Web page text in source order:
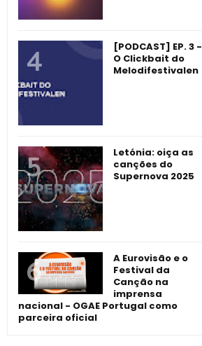
[PODCAST] EP. 3 -
O Clickbait do
Melodifestivalen
Letónia: oiça as
canções do
Supernova 2025
A Eurovisão e o
Festival da
Canção na
imprensa
nacional - OGAE Portugal como
parceira oficial